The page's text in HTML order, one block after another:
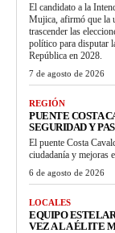
El candidato a la
Mujica, afirmó que la
trascender las
político para disputar
República en 2028.
7 de agosto de 2026
REGIÓN
PUENTE COSTA
SEGURIDAD Y
El puente Costa
ciudadanía y mejoras
6 de agosto de 2026
LOCALES
EQUIPO
VEZ A LA ÉLITE